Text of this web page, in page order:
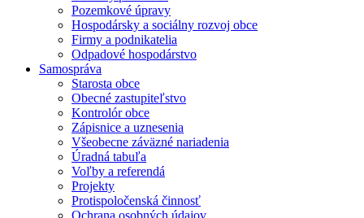
Pozemkové úpravy
Hospodársky a sociálny rozvoj obce
Firmy a podnikatelia
Odpadové hospodárstvo
Samospráva
Starosta obce
Obecné zastupiteľstvo
Kontrolór obce
Zápisnice a uznesenia
Všeobecne záväzné nariadenia
Úradná tabuľa
Voľby a referendá
Projekty
Protispoločenská činnosť
Ochrana osobných údajov